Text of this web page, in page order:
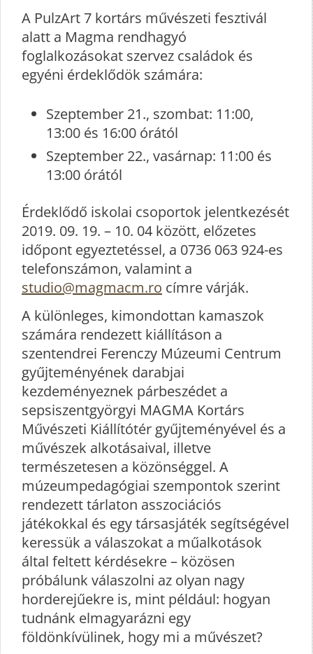
A PulzArt 7 kortárs művészeti fesztivál
alatt a Magma rendhagyó
foglalkozásokat szervez családok és
egyéni érdeklődök számára:
Szeptember 21., szombat: 11:00,
13:00 és 16:00 órától
Szeptember 22., vasárnap: 11:00 és
13:00 órától
Érdeklődő iskolai csoportok jelentkezését
2019. 09. 19. – 10. 04 között, előzetes
időpont egyeztetéssel, a 0736 063 924-es
telefonszámon, valamint a
studio@magmacm.ro címre várják.
A különleges, kimondottan kamaszok
számára rendezett kiállításon a
szentendrei Ferenczy Múzeumi Centrum
gyűjteményének darabjai
kezdeményeznek párbeszédet a
sepsiszentgyörgyi MAGMA Kortárs
Művészeti Kiállítótér gyűjteményével és a
művészek alkotásaival, illetve
természetesen a közönséggel. A
múzeumpedagógiai szempontok szerint
rendezett tárlaton asszociációs
játékokkal és egy társasjáték segítségével
keressük a válaszokat a műalkotások
által feltett kérdésekre – közösen
próbálunk válaszolni az olyan nagy
horderejűekre is, mint például: hogyan
tudnánk elmagyarázni egy
földönkívülinek, hogy mi a művészet?